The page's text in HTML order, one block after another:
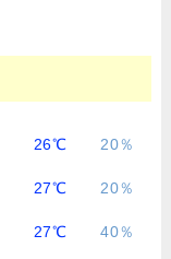
26℃ 20％
27℃ 20％
27℃ 40％